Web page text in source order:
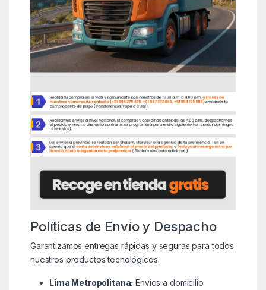
Políticas de Envío y Despacho
Garantizamos entregas rápidas y seguras para todos
nuestros productos tecnológicos:
Lima Metropolitana: Envíos a domicilio